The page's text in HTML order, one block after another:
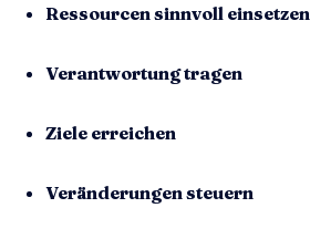
Ressourcen sinnvoll einsetzen
Verantwortung tragen
Ziele erreichen
Veränderungen steuern